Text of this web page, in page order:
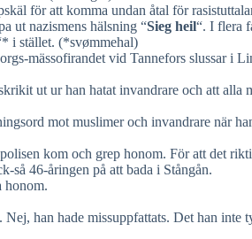
för att komma undan åtal för
ut nazismens hälsning “Sieg heil“. I flera
i stället. (*svømmehal)
mässofirandet vid Tannefors slussar i
ut ur han hatat invandrare och att
mot muslimer och invandrare när
kom och grep honom. För att det
så 46-åringen på att bada i Stångån.
honom.
han hade missuppfattats. Det han inte